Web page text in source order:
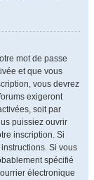
mot de passe
et que vous
vous devrez
exigeront
soit par
puissiez ouvrir
inscription. Si
Si vous
spécifié
électronique